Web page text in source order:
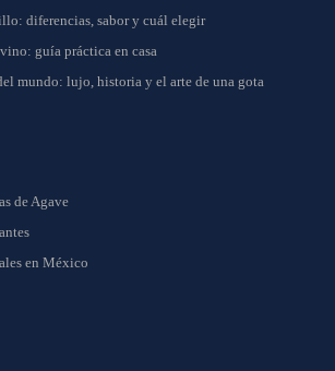
diferencias, sabor y cuál elegir
guía práctica en casa
mundo: lujo, historia y el arte de una gota
de Agave
en México